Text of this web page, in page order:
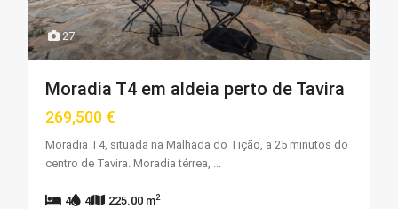
27
Moradia T4 em aldeia perto de Tavira
269,500 €
Moradia T4, situada na Malhada do Tição, a 25 minutos do
centro de Tavira. Moradia térrea, ...
4 4 225.00 m2